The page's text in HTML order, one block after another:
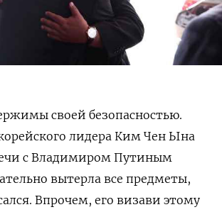
своей безопасностью.
лидера Ким Чен Ына
с Владимиром Путиным
вытерла все предметы,
Впрочем, его визави этому